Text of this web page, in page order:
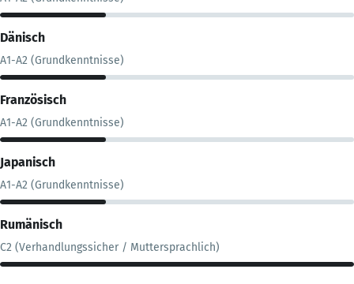
Dänisch
A1-A2 (Grundkenntnisse)
Französisch
A1-A2 (Grundkenntnisse)
Japanisch
A1-A2 (Grundkenntnisse)
Rumänisch
C2 (Verhandlungssicher / Muttersprachlich)